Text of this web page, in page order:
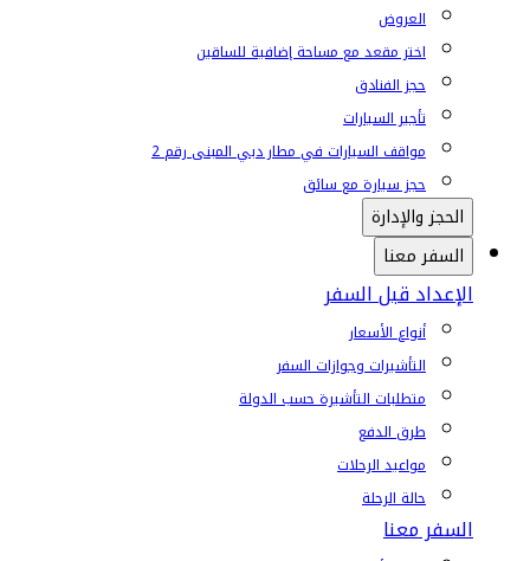
العروض
اختر مقعد مع مساحة إضافية للساقين
حجز الفنادق
تأجير السيارات
مواقف السيارات في مطار دبي المبنى رقم 2
حجز سيارة مع سائق
الحجز والإدارة
السفر معنا
الإعداد قبل السفر
أنواع الأسعار
التأشيرات وجوازات السفر
متطلبات التأشيرة حسب الدولة
طرق الدفع
مواعيد الرحلات
حالة الرحلة
السفر معنا